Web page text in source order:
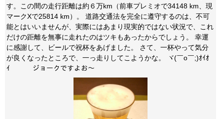
す。この間の走行距離は約６万km（前車プレミオで34148 km、現
マークXで25814 km）。 道路交通法を完全に遵守するのは、不可
能とはいいませんが、実際にはあまり現実的ではない状況で、これ
だけの距離を無事に走れたのはツキもあったからでしょう。 幸運
に感謝して、ビールで祝杯をあげました。 さて、一杯やって気分
が良くなったところで、一っ走りしてこようかな。 ヾ(￣o￣;)ｵｲｵ
ｲ ジョークですよお～